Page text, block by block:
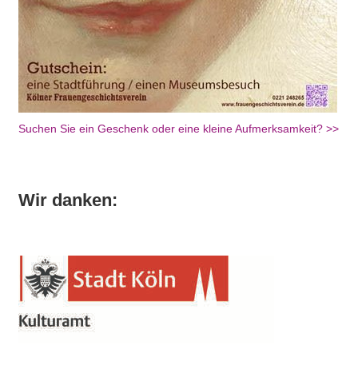
Suchen Sie ein Geschenk oder eine kleine Aufmerksamkeit? >>
Wir danken: